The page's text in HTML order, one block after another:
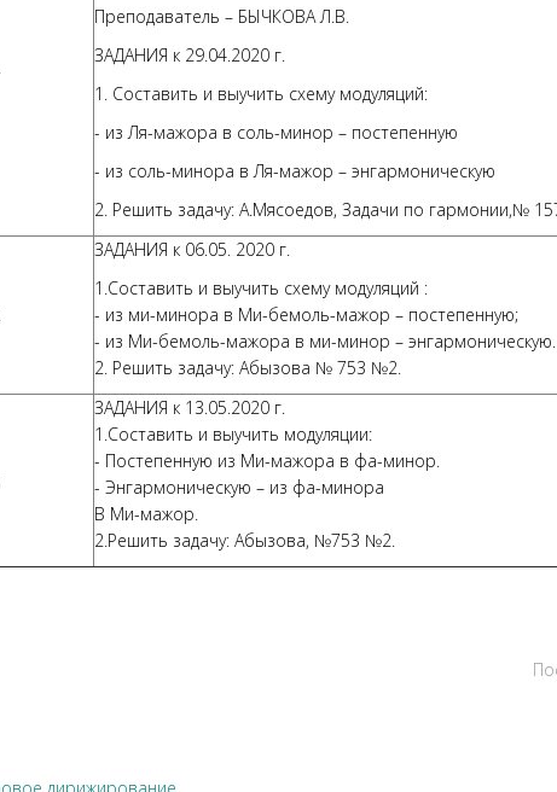
Преподаватель – БЫЧКОВА Л.В.
ЗАДАНИЯ к 29.04.2020 г.
1. Составить и выучить схему модуляций:
- из Ля-мажора в соль-минор – постепенную
- из соль-минора в Ля-мажор – энгармоническую
2. Решить задачу: А.Мясоедов, Задачи по гармонии,№
ЗАДАНИЯ к 06.05. 2020 г.
1.Составить и выучить схему модуляций :
- из ми-минора в Ми-бемоль-мажор – постепенную;
- из Ми-бемоль-мажора в ми-минор – энгармоническую.
2. Решить задачу: Абызова № 753 №2.
ЗАДАНИЯ к 13.05.2020 г.
1.Составить и выучить модуляции:
- Постепенную из Ми-мажора в фа-минор.
- Энгармоническую – из фа-минора
В Ми-мажор.
2.Решить задачу: Абызова, №753 №2.